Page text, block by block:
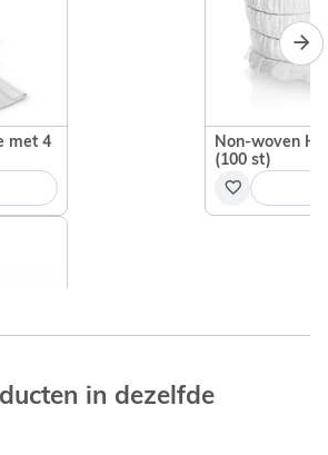
met 4
Non-woven
(100 st)
in dezelfde